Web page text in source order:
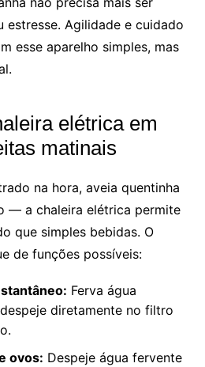
estresse. Agilidade e cuidado
esse aparelho simples, mas
elétrica em
matinais
na hora, aveia quentinha
— a chaleira elétrica permite
que simples bebidas. O
de funções possíveis:
Ferva água
diretamente no filtro
ovos: Despeje água fervente